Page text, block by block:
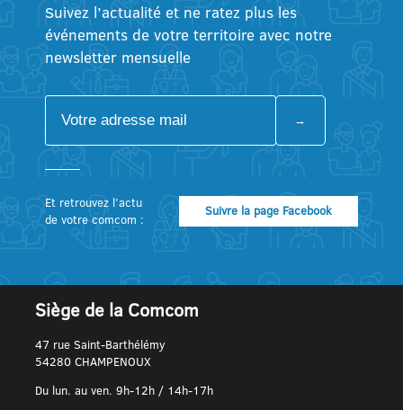
Suivez l’actualité et ne ratez plus les
événements de votre territoire avec notre
newsletter mensuelle
Et retrouvez l’actu
de votre comcom :
Suivre la page Facebook
Siège de la Comcom
47 rue Saint-Barthélémy
54280 CHAMPENOUX
Du lun. au ven. 9h-12h / 14h-17h